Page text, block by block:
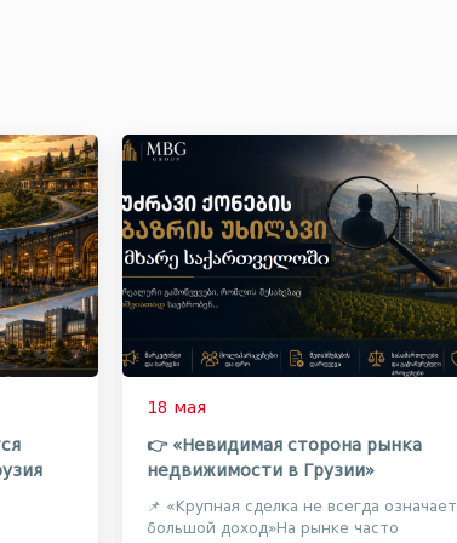
18 мая
👉 «Невидимая сторона рынка
недвижимости в Грузии»
📌 «Крупная сделка не всегда означает
большой доход»На рынке часто